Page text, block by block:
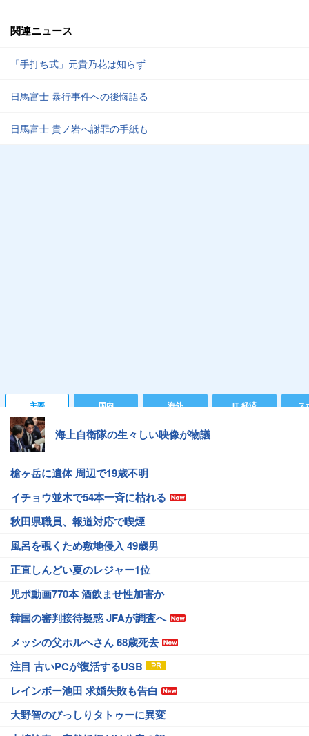
関連ニュース
「手打ち式」元貴乃花は知らず
日馬富士 暴行事件への後悔語る
日馬富士 貴ノ岩へ謝罪の手紙も
主要 国内 海外 IT 経済 ス
海上自衛隊の生々しい映像が物議
槍ヶ岳に遺体 周辺で19歳不明
イチョウ並木で54本一斉に枯れる
秋田県職員、報道対応で喫煙
風呂を覗くため敷地侵入 49歳男
正直しんどい夏のレジャー1位
児ポ動画770本 酒飲ませ性加害か
韓国の審判接待疑惑 JFAが調査へ
メッシの父ホルヘさん 68歳死去
注目 古いPCが復活するUSB
レインボー池田 求婚失敗も告白
大野智のびっしりタトゥーに異変